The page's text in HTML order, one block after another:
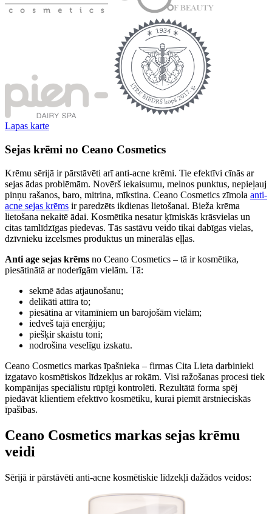
Lapas karte
Sejas krēmi no Ceano Cosmetics
Krēmu sērijā ir pārstāvēti arī anti-acne krēmi. Tie efektīvi cīnās ar
sejas ādas problēmām. Novērš iekaisumu, melnos punktus, nepieļauj
pinņu rašanos, baro, mitrina, mīkstina. Ceano Cosmetics zīmola anti-
acne sejas krēms ir paredzēts ikdienas lietošanai. Bieža krēma
lietošana nekaitē ādai. Kosmētika nesatur ķīmiskās krāsvielas un
citas tamlīdzīgas piedevas. Tās sastāvu veido tikai dabīgas vielas,
dzīvnieku izcelsmes produktus un minerālās eļļas.
Аnti age sejas krēms no Ceano Cosmetics – tā ir kosmētika,
piesātinātā ar noderīgām vielām. Tā:
sekmē ādas atjaunošanu;
delikāti attīra to;
piesātina ar vitamīniem un barojošām vielām;
iedveš tajā enerģiju;
piešķir skaistu toni;
nodrošina veselīgu izskatu.
Ceano Cosmetics markas īpašnieka – firmas Cita Lieta darbinieki
izgatavo kosmētiskos līdzekļus ar rokām. Visi ražošanas procesi tiek
kompānijas speciālistu rūpīgi kontrolēti. Rezultātā forma spēj
piedāvāt klientiem efektīvo kosmētiku, kurai piemīt ārstnieciskās
īpašības.
Ceano Cosmetics markas sejas krēmu
veidi
Sērijā ir pārstāvēti anti-acne kosmētiskie līdzekļi dažādos veidos: